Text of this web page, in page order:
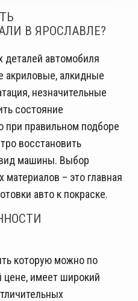
В ЯРОСЛАВЛЕ?
деталей автомобиля
акриловые, алкидные
незначительные
состояние
при правильном подборе
восстановить
машины. Выбор
– это главная
авто к покраске.
которую можно по
цене, имеет широкий